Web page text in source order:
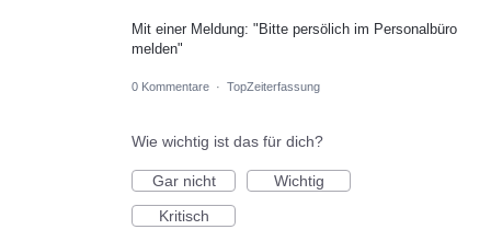
Mit einer Meldung: "Bitte persölich im Personalbüro
melden"
0 Kommentare · TopZeiterfassung
Wie wichtig ist das für dich?
Gar nicht
Wichtig
Kritisch